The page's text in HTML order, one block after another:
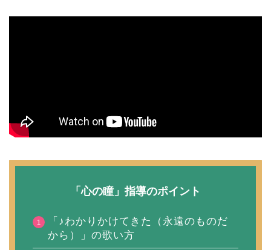
「心の瞳」指導のポイント
「♪わかりかけてきた（永遠のものだ
から）」の歌い方